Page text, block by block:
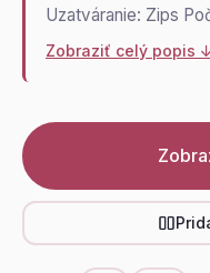
Uzatváranie: Zips
Zobraziť celý popis ↓